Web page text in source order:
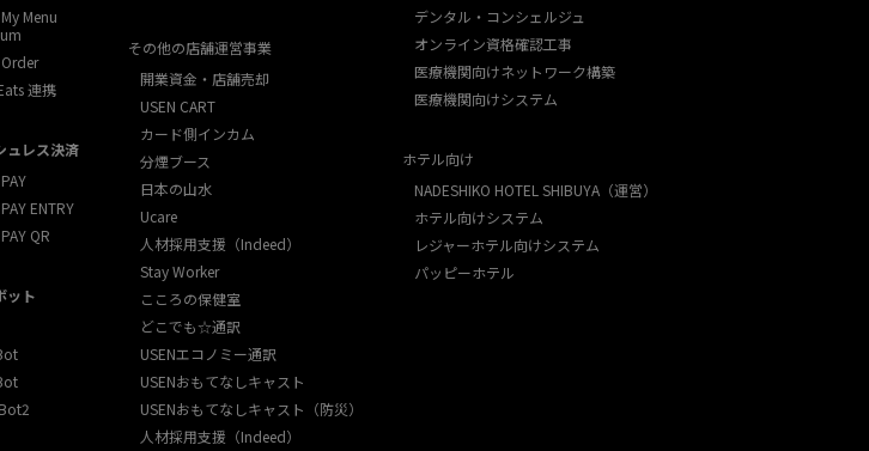
Menu
連携
ュレス決済
ENTRY
QR
ット
その他の店舗運営事業
開業資金・店舗売却
USEN CART
カード側インカム
分煙ブース
日本の山水
Ucare
人材採用支援（Indeed）
Stay Worker
こころの保健室
どこでも☆通訳
USENエコノミー通訳
USENおもてなしキャスト
USENおもてなしキャスト（防災）
人材採用支援（Indeed）
デンタル・コンシェルジュ
オンライン資格確認工事
医療機関向けネットワーク構築
医療機関向けシステム
ホテル向け
NADESHIKO HOTEL SHIBUYA（運営）
ホテル向けシステム
レジャーホテル向けシステム
パッピーホテル